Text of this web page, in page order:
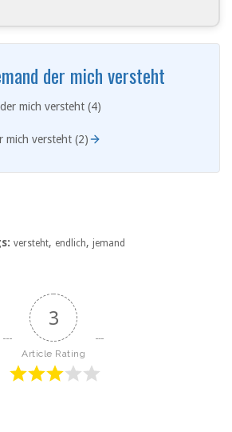
der mich versteht
mich versteht (4)
mich versteht (2)
versteht, endlich, jemand
3
Article Rating